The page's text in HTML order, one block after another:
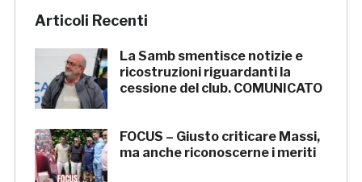
Articoli Recenti
La Samb smentisce notizie e
ricostruzioni riguardanti la
cessione del club. COMUNICATO
FOCUS – Giusto criticare Massi,
ma anche riconoscerne i meriti